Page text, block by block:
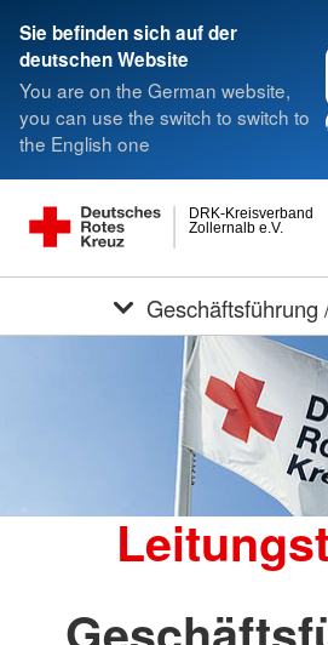
Sie befinden sich auf der
deutschen Website
You are on the German website,
you can use the switch to switch to
the English one
Zollernalb e.V.
DRK-Kreisverband
Geschäftsführung